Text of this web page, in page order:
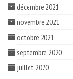
décembre 2021
novembre 2021
octobre 2021
septembre 2020
juillet 2020